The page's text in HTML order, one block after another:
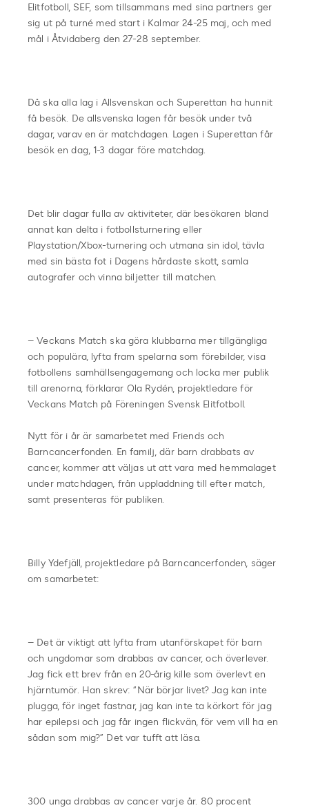
Elitfotboll, SEF, som tillsammans med sina partners ger
sig ut på turné med start i Kalmar 24-25 maj, och med
mål i Åtvidaberg den 27-28 september.
Då ska alla lag i Allsvenskan och Superettan ha hunnit
få besök. De allsvenska lagen får besök under två
dagar, varav en är matchdagen. Lagen i Superettan får
besök en dag, 1-3 dagar före matchdag.
Det blir dagar fulla av aktiviteter, där besökaren bland
annat kan delta i fotbollsturnering eller
Playstation/Xbox-turnering och utmana sin idol, tävla
med sin bästa fot i Dagens hårdaste skott, samla
autografer och vinna biljetter till matchen.
– Veckans Match ska göra klubbarna mer tillgängliga
och populära, lyfta fram spelarna som förebilder, visa
fotbollens samhällsengagemang och locka mer publik
till arenorna, förklarar Ola Rydén, projektledare för
Veckans Match på Föreningen Svensk Elitfotboll.
Nytt för i år är samarbetet med Friends och
Barncancerfonden. En familj, där barn drabbats av
cancer, kommer att väljas ut att vara med hemmalaget
under matchdagen, från uppladdning till efter match,
samt presenteras för publiken.
Billy Ydefjäll, projektledare på Barncancerfonden, säger
om samarbetet:
– Det är viktigt att lyfta fram utanförskapet för barn
och ungdomar som drabbas av cancer, och överlever.
Jag fick ett brev från en 20-årig kille som överlevt en
hjärntumör. Han skrev: “När börjar livet? Jag kan inte
plugga, för inget fastnar, jag kan inte ta körkort för jag
har epilepsi och jag får ingen flickvän, för vem vill ha en
sådan som mig?” Det var tufft att läsa.
300 unga drabbas av cancer varje år. 80 procent